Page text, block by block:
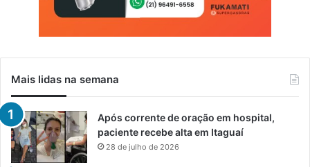
Mais lidas na semana
Após corrente de oração em hospital,
paciente recebe alta em Itaguaí
28 de julho de 2026